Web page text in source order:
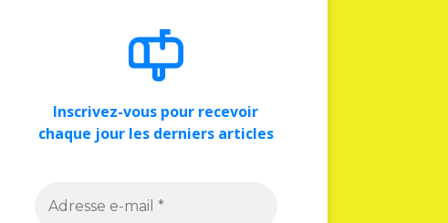
Inscrivez-vous pour recevoir
chaque jour les derniers articles